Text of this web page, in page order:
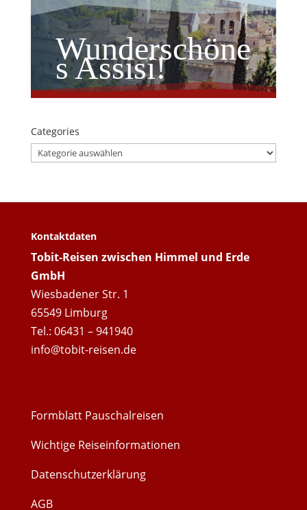
Wunderschöne
s Assisi!
Categories
Categories
Kontaktdaten
Tobit-Reisen zwischen Himmel und Erde
GmbH
Wiesbadener Str. 1
65549 Limburg
Tel.: 06431 – 941940
info@tobit-reisen.de
Formblatt Pauschalreisen
Wichtige Reiseinformationen
Datenschutzerklärung
AGB